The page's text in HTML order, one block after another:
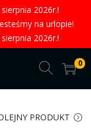
2026r.!
na urlopie!
2026r.!
0
PRODUKT